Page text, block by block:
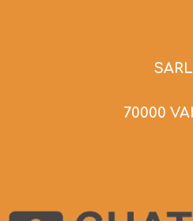
70000